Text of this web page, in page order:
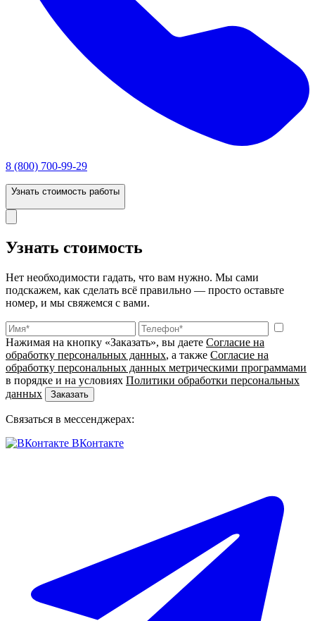
8 (800) 700-99-29
Узнать стоимость работы
Узнать стоимость
Нет необходимости гадать, что вам нужно. Мы сами
подскажем, как сделать всё правильно — просто оставьте
номер, и мы свяжемся с вами.
Нажимая на кнопку «Заказать», вы даете Согласие на
обработку персональных данных, а также Согласие на
обработку персональных данных метрическими программами
в порядке и на условиях Политики обработки персональных
данных
Заказать
Связаться в мессенджерах:
ВКонтакте